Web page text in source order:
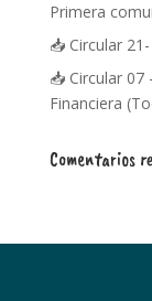
Primera
📥 Circular
📥 Circular
Financiera
Comentarios